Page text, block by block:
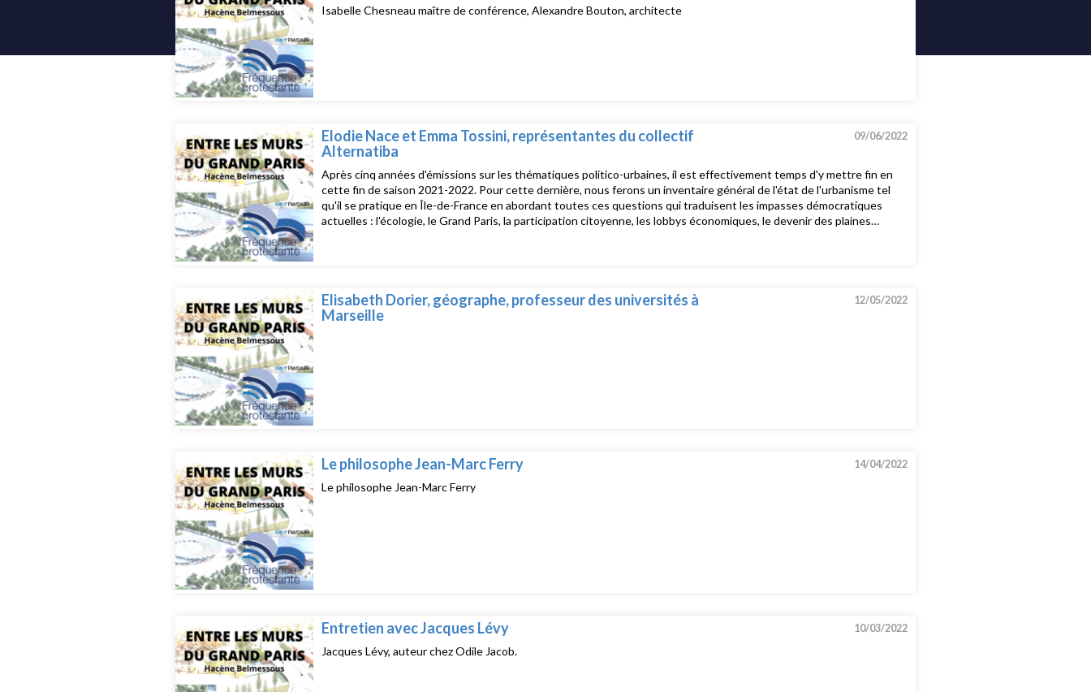
Isabelle Chesneau maître de conférence, Alexandre Bouton, architecte
Elodie Nace et Emma Tossini, représentantes du collectif
Alternatiba
09/06/2022
Après cinq années d'émissions sur les thématiques politico-urbaines, il est effectivement temps d'y mettre fin en
cette fin de saison 2021-2022. Pour cette dernière, nous ferons un inventaire général de l'état de l'urbanisme tel
qu'il se pratique en Île-de-France en abordant toutes ces questions qui traduisent les impasses démocratiques
actuelles : l'écologie, le Grand Paris, la participation citoyenne, les lobbys économiques, le devenir des plaines
Elisabeth Dorier, géographe, professeur des universités à
Marseille
12/05/2022
Le philosophe Jean-Marc Ferry 14/04/2022
Le philosophe Jean-Marc Ferry
Entretien avec Jacques Lévy 10/03/2022
Jacques Lévy, auteur chez Odile Jacob.